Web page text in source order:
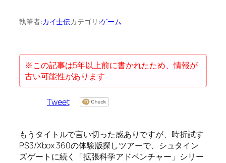
執筆者:カイ士伝カテゴリ:ゲーム
※この記事は5年以上前に書かれたため、情報が
古い可能性があります
Tweet
もうタイトルで言い切った感ありですが、時折試す
PS3/Xbox 360の体験版探しツアーで、シュタイン
ズゲートに続く「拡張科学アドベンチャー」シリー